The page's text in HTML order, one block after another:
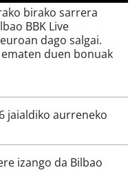
birako sarrera
BBK Live
dago salgai.
duen bonuak
jaialdiko aurreneko
izango da Bilbao